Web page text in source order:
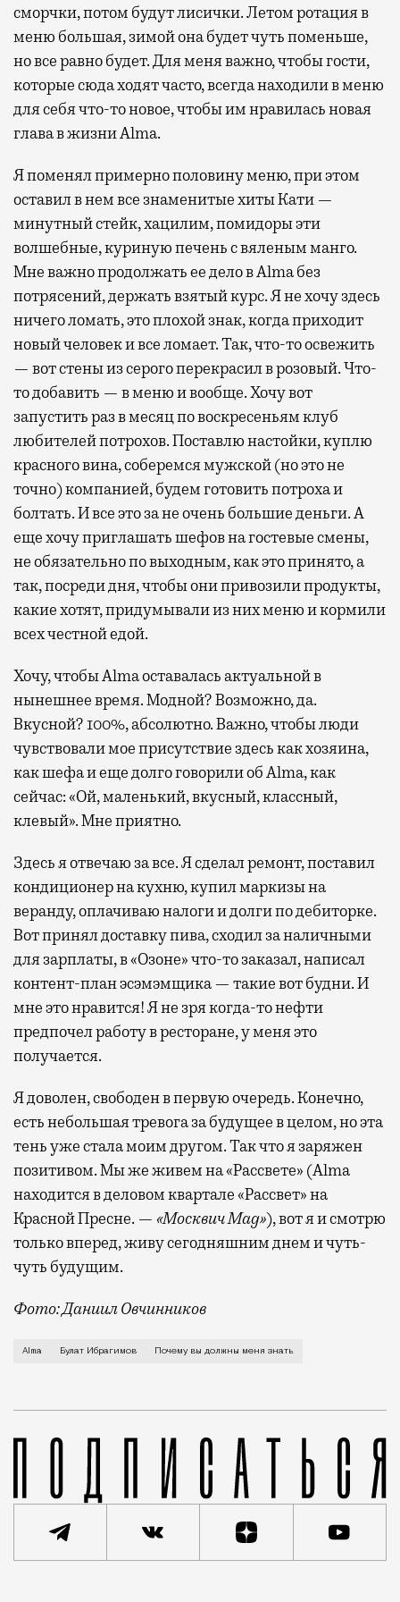
сморчки, потом будут лисички. Летом ротация в
меню большая, зимой она будет чуть поменьше,
но все равно будет. Для меня важно, чтобы гости,
которые сюда ходят часто, всегда находили в меню
для себя что-то новое, чтобы им нравилась новая
глава в жизни Alma.
Я поменял примерно половину меню, при этом
оставил в нем все знаменитые хиты Кати —
минутный стейк, хацилим, помидоры эти
волшебные, куриную печень с вяленым манго.
Мне важно продолжать ее дело в Alma без
потрясений, держать взятый курс. Я не хочу здесь
ничего ломать, это плохой знак, когда приходит
новый человек и все ломает. Так, что-то освежить
— вот стены из серого перекрасил в розовый. Что-
то добавить — в меню и вообще. Хочу вот
запустить раз в месяц по воскресеньям клуб
любителей потрохов. Поставлю настойки, куплю
красного вина, соберемся мужской (но это не
точно) компанией, будем готовить потроха и
болтать. И все это за не очень большие деньги. А
еще хочу приглашать шефов на гостевые смены,
не обязательно по выходным, как это принято, а
так, посреди дня, чтобы они привозили продукты,
какие хотят, придумывали из них меню и кормили
всех честной едой.
Хочу, чтобы Alma оставалась актуальной в
нынешнее время. Модной? Возможно, да.
Вкусной? 100%, абсолютно. Важно, чтобы люди
чувствовали мое присутствие здесь как хозяина,
как шефа и еще долго говорили об Alma, как
сейчас: «Ой, маленький, вкусный, классный,
клевый». Мне приятно.
Здесь я отвечаю за все. Я сделал ремонт, поставил
кондиционер на кухню, купил маркизы на
веранду, оплачиваю налоги и долги по дебиторке.
Вот принял доставку пива, сходил за наличными
для зарплаты, в «Озоне» что-то заказал, написал
контент-план эсэмэмщика — такие вот будни. И
мне это нравится! Я не зря когда-то нефти
предпочел работу в ресторане, у меня это
получается.
Я доволен, свободен в первую очередь. Конечно,
есть небольшая тревога за будущее в целом, но эта
тень уже стала моим другом. Так что я заряжен
позитивом. Мы же живем на «Рассвете» (Alma
находится в деловом квартале «Рассвет» на
Красной Пресне. — «Москвич Mag»), вот я и смотрю
только вперед, живу сегодняшним днем и чуть-
чуть будущим.
Фото: Даниил Овчинников
Москва для меня родной город, из своих 35 я
Alma Булат Ибрагимов Почему вы должны меня знать